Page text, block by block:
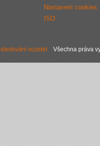
Nastavení cookies
ISO
sledování vozidel Všechna práva